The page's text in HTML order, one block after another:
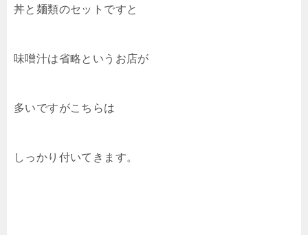
丼と麺類のセットですと
味噌汁は省略というお店が
多いですがこちらは
しっかり付いてきます。